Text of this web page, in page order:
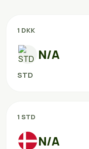
1 DKK
N/A
STD
1 STD
N/A